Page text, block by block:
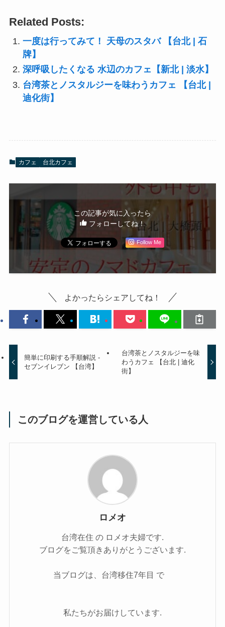
Related Posts:
一度は行ってみて！ 天母のスタバ 【台北 | 石
牌】
深呼吸したくなる 水辺のカフェ【新北 | 淡水】
台湾茶とノスタルジーを味わうカフェ 【台北 |
迪化街】
カフェ 台北カフェ
この記事が気に入ったら
フォローしてね！
Follow Me
よかったらシェアしてね！
簡単に印刷する手順解説 -
セブンイレブン 【台湾】
台湾茶とノスタルジーを味
わうカフェ 【台北 | 迪化
街】
このブログを運営している人
ロメオ
台湾在住 の ロメオ夫婦です.
ブログをご覧頂きありがとうございます.
当ブログは、台湾移住7年目 で
私たちがお届けしています.